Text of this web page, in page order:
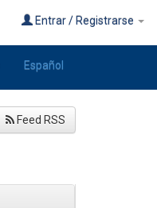
Entrar / Registrarse
Español
Feed RSS